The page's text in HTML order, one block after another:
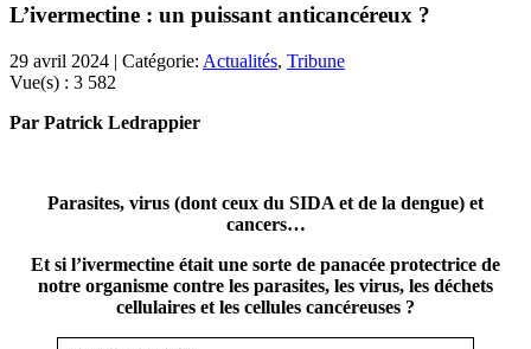
L’ivermectine : un puissant anticancéreux ?
29 avril 2024 | Catégorie: Actualités, Tribune
Vue(s) : 3 582
Par Patrick Ledrappier
Parasites, virus (dont ceux du SIDA et de la dengue) et
cancers…
Et si l’ivermectine était une sorte de panacée protectrice de
notre organisme contre les parasites, les virus, les déchets
cellulaires et les cellules cancéreuses ?